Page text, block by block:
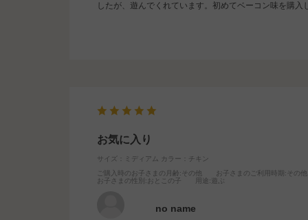
したが、遊んでくれています。初めてベーコン味を購
お気に入り
サイズ：ミディアム
カラー：チキン
ご購入時のお子さまの月齢 :その他 お子さまのご利用時期 :その他
お子さまの性別 :おとこの子 用途 :遊ぶ
no name